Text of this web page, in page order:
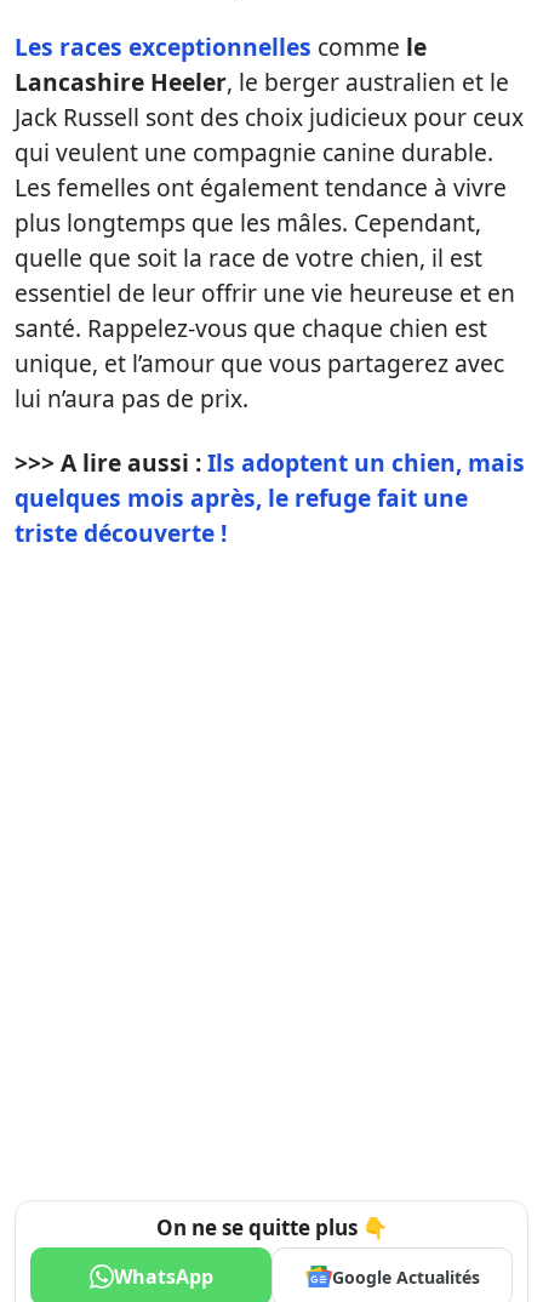
Les races exceptionnelles comme le
Lancashire Heeler, le berger australien et le
Jack Russell sont des choix judicieux pour ceux
qui veulent une compagnie canine durable.
Les femelles ont également tendance à vivre
plus longtemps que les mâles. Cependant,
quelle que soit la race de votre chien, il est
essentiel de leur offrir une vie heureuse et en
santé. Rappelez-vous que chaque chien est
unique, et l’amour que vous partagerez avec
lui n’aura pas de prix.
>>> A lire aussi :Ils adoptent un chien, mais
quelques mois après, le refuge fait une
triste découverte !
On ne se quitte plus 👇
WhatsApp Google Actualités